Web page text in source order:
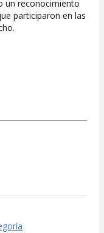
un reconocimiento
participaron en las